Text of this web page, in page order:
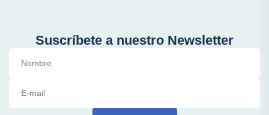
Suscríbete a nuestro Newsletter